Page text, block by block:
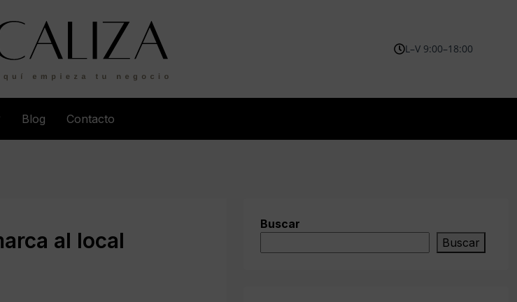
L–V 9:00–18:00
Blog Contacto
al local
Buscar
Buscar